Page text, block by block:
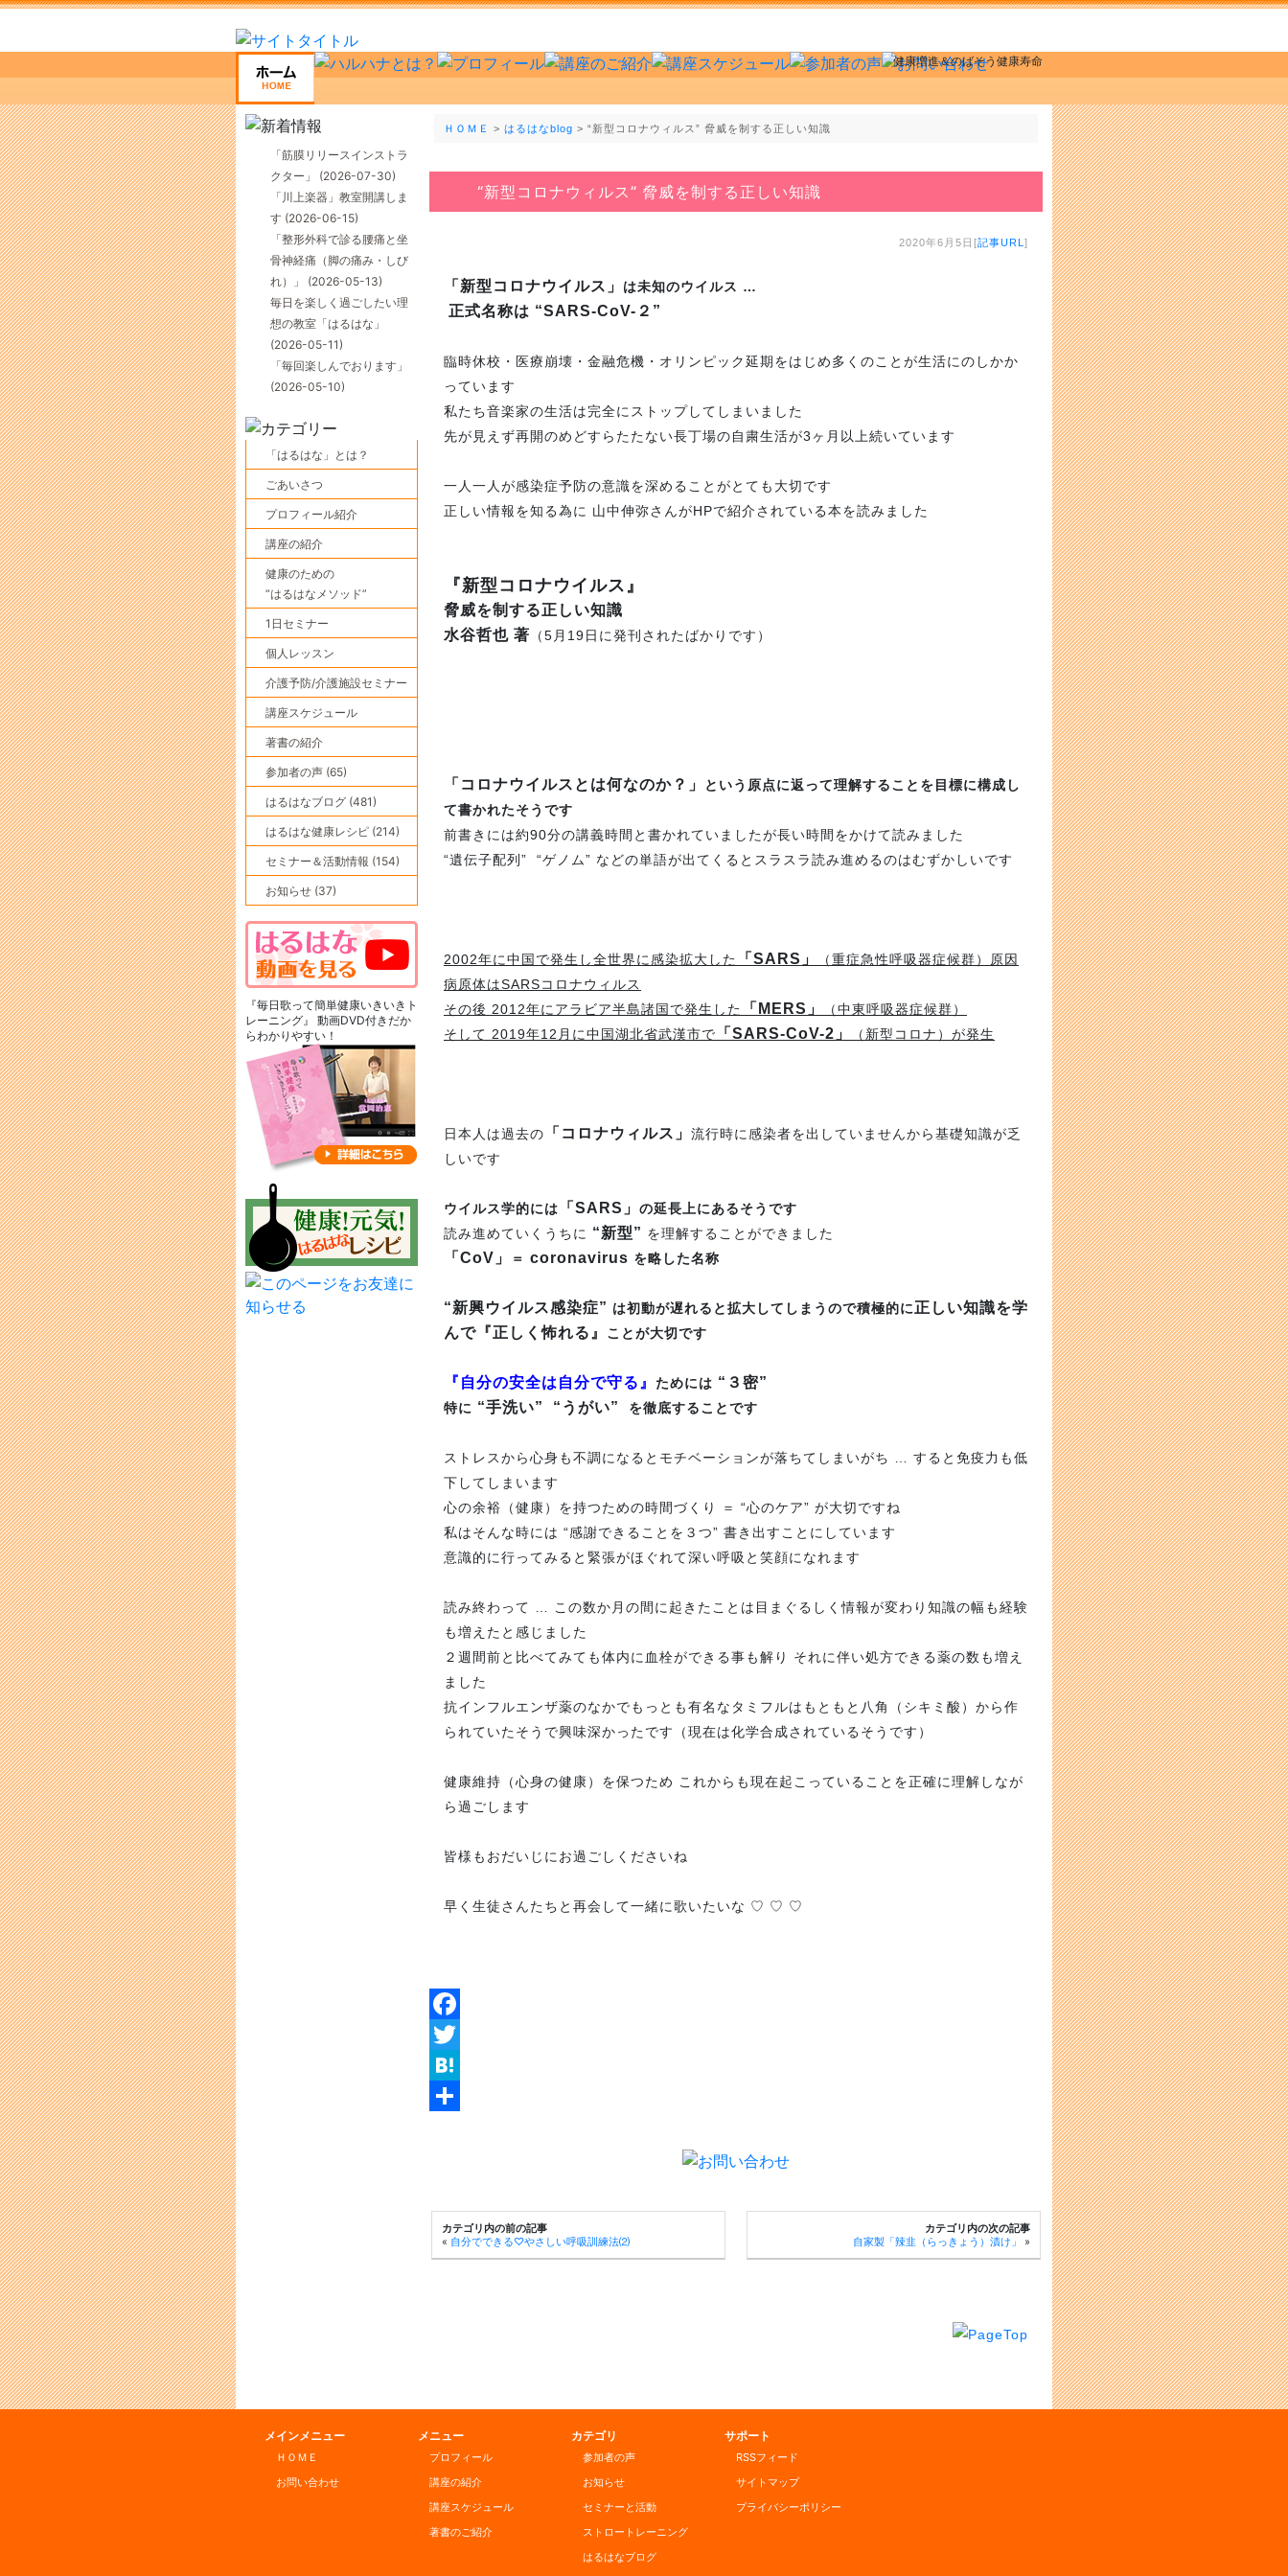
健康増進＆のばそう健康寿命
ＨＯＭＥ > はるはなblog > “新型コロナウィルス” 脅威を制する正しい知識
“新型コロナウィルス” 脅威を制する正しい知識
2020年6月5日[記事URL ]
「新型コロナウイルス」 は未知のウイルス …
正式名称は “SARS-CoV-２”
臨時休校・医療崩壊・金融危機・オリンピック延期をはじめ多くのことが生活にのしかか
っています
私たち音楽家の生活は完全にストップしてしまいました
先が見えず再開のめどすらたたない長丁場の自粛生活が3ヶ月以上続いています
一人一人が感染症予防の意識を深めることがとても大切です
正しい情報を知る為に 山中伸弥さんがHPで紹介されている本を読みました
『新型コロナウイルス』
脅威を制する正しい知識
水谷哲也 著 （5月19日に発刊されたばかりです）
「コロナウイルスとは何なのか？」
という原点に返って理解することを目標に構成し
て書かれたそうです
前書きには約90分の講義時間と書かれていましたが長い時間をかけて読みました
“遺伝子配列” “ゲノム” などの単語が出てくるとスラスラ読み進めるのはむずかしいです
2002年に中国で発生し全世界に感染拡大した 「SARS」
（重症急性呼吸器症候群）原因
病原体はSARSコロナウィルス
その後 2012年にアラビア半島諸国で発生した
「MERS」
（中東呼吸器症候群）
そして 2019年12月に中国湖北省武漢市で 「SARS-CoV-2」 （新型コロナ）が発生
日本人は過去の 「コロナウィルス」 流行時に感染者を出していませんから基礎知識が乏
しいです
ウイルス学的には 「SARS」 の延長上にあるそうです
読み進めていくうちに “新型” を理解することができました
「CoV」 ＝ coronavirus を略した名称
“新興ウイルス感染症” は初動が遅れると拡大してしまうので積極的に正しい知識を学
んで『正しく怖れる』 ことが大切です
『自分の安全は自分で守る』 ためには “３密”
特に “手洗い” “うがい” を徹底することです
ストレスから心身も不調になるとモチベーションが落ちてしまいがち … すると免疫力も低
下してしまいます
心の余裕（健康）を持つための時間づくり ＝ “心のケア” が大切ですね
私はそんな時には “感謝できることを３つ” 書き出すことにしています
意識的に行ってみると緊張がほぐれて深い呼吸と笑顔になれます
読み終わって … この数か月の間に起きたことは目まぐるしく情報が変わり知識の幅も経験
も増えたと感じました
２週間前と比べてみても体内に血栓ができる事も解り それに伴い処方できる薬の数も増え
ました
抗インフルエンザ薬のなかでもっとも有名なタミフルはもともと八角（シキミ酸）から作
られていたそうで興味深かったです（現在は化学合成されているそうです）
健康維持（心身の健康）を保つため これからも現在起こっていることを正確に理解しなが
ら過ごします
皆様もおだいじにお過ごしくださいね
早く生徒さんたちと再会して一緒に歌いたいな ♡ ♡ ♡
Facebook
Twitter
Hatena
カテゴリ内の前の記事
« 自分でできる♡やさしい呼吸訓練法⑵
カテゴリ内の次の記事
自家製「辣韭（らっきょう）漬け」
»
「筋膜リリースインストラ
クター」 (2026-07-30)
「川上楽器」教室開講しま
す (2026-06-15)
「整形外科で診る腰痛と坐
骨神経痛（脚の痛み・しび
れ）」 (2026-05-13)
毎日を楽しく過ごしたい理
想の教室「はるはな」
(2026-05-11)
「毎回楽しんでおります」
(2026-05-10)
「はるはな」とは？
ごあいさつ
プロフィール紹介
講座の紹介
健康のための
“はるはなメソッド”
1日セミナー
個人レッスン
介護予防/介護施設セミナー
講座スケジュール
著書の紹介
参加者の声 (65)
はるはなブログ (481)
はるはな健康レシピ (214)
セミナー＆活動情報 (154)
お知らせ (37)
『毎日歌って簡単健康いきいきト
レーニング』 動画DVD付きだか
らわかりやすい！
メインメニュー
ＨＯＭＥ
お問い合わせ
メニュー
プロフィール
講座の紹介
講座スケジュール
著書のご紹介
カテゴリ
参加者の声
お知らせ
セミナーと活動
ストロートレーニング
はるはなブログ
サポート
RSSフィード
サイトマップ
プライバシーポリシー